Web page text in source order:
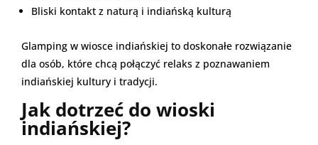
Bliski kontakt z naturą i indiańską kulturą
Glamping w wiosce indiańskiej to doskonałe rozwiązanie
dla osób, które chcą połączyć relaks z poznawaniem
indiańskiej kultury i tradycji.
Jak dotrzeć do wioski
indiańskiej?